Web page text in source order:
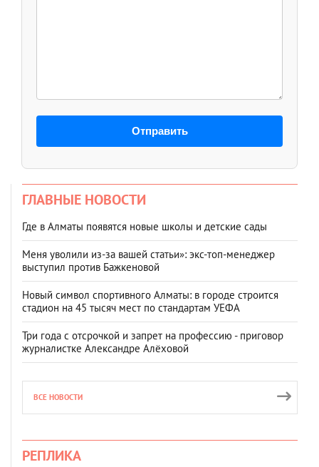
Отправить
ГЛАВНЫЕ НОВОСТИ
Где в Алматы появятся новые школы и детские сады
Меня уволили из-за вашей статьи»: экс-топ-менеджер
выступил против Бажкеновой
Новый символ спортивного Алматы: в городе строится
стадион на 45 тысяч мест по стандартам УЕФА
Три года с отсрочкой и запрет на профессию - приговор
журналистке Александре Алёховой
ВСЕ НОВОСТИ
РЕПЛИКА